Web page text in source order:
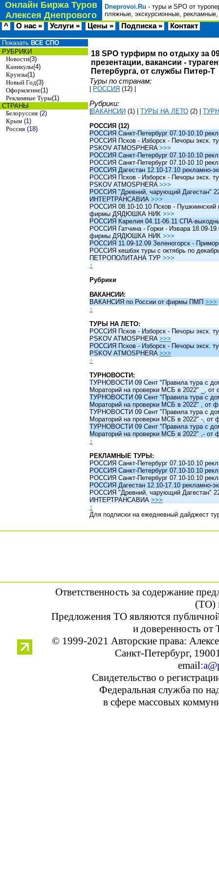
Онлайн Биржа Туров
Алексея Днепрового
Dneprovoi.Ru - туры и SPO от
пляжные, экскурсионные,
^ О нас » Услуги » Цены » Подписка » Контакт
Показать ВСЕ СПО
РУБРИКИ
Новости(3)
Каникулы(4)
Круизы(1)
Новый Год(3)
Оформление(1)
Рекламные Туры(1)
СТРАНЫ
Белоруссия (2)
Крым (1)
Россия (18)
18 SPO турфирм по отдыху за
презентации, вакансии -
Петербурга, от службы Питер-Т
Туры по странам:
РОССИЯ (12)
Рубрики:
ВАКАНСИИ (1) ТУРЫ НА ЛЕТО (2)
РОССИЯ (12)
РОССИЯ Санкт-Петербург 07.10-10.10
РОССИЯ Псков - Изборск - Печоры экск.
PSKOV ATMOSPHERA >>>
РОССИЯ Санкт-Петербург 07.10-10.10
РОССИЯ Санкт-Петербург 07.10-10.10
РОССИЯ Дагестан 12.10-17.10 рекламно-
РОССИЯ Псков - Изборск - Печоры экск.
PSKOV ATMOSPHERA >>>
РОССИЯ "Древний, чарующий Дагестан"
ИНТЕРТРАНСАВИА >>>
РОССИЯ 08.10-10.10 Псков - Пушкиинский
фирмы ДЯДЮШКА НИК >>>
РОССИЯ Карелия 04.11-06.11 СПА-
РОССИЯ Гатчина - Горки - Извара 18.09-
фирмы ДЯДЮШКА НИК >>>
РОССИЯ 11.09-12.09 Зеленогорск -
РОССИЯ кешбэк туры c октябрь по
ПЕТРОПОЛИТАНА ТУР >>>
↑
Рубрики
ВАКАНСИИ:
ВАКАНСИЯ по России от фирмы ПМП >>>
↑
ТУРЫ НА ЛЕТО:
РОССИЯ Псков - Изборск - Печоры экск.
PSKOV ATMOSPHERA >>>
РОССИЯ Псков - Изборск - Печоры экск.
PSKOV ATMOSPHERA >>>
↑
ТУРНОВОСТИ:
ТУРНОВОСТИ 09 Сент "Правила тура с
Мораторий на проверки МСБ в 2022" _,
ТУРНОВОСТИ 09 Сент "Правила тура с
Мораторий на проверки МСБ в 2022" ,
ТУРНОВОСТИ 09 Сент "Правила тура с
Мораторий на проверки МСБ в 2022" -,
ТУРНОВОСТИ 09 Сент "Правила тура с
Мораторий на проверки МСБ в 2022" ,-
↑
РЕКЛАМНЫЕ ТУРЫ:
РОССИЯ Санкт-Петербург 07.10-10.10
РОССИЯ Санкт-Петербург 07.10-10.10
РОССИЯ Санкт-Петербург 07.10-10.10
РОССИЯ Дагестан 12.10-17.10 рекламно-
РОССИЯ "Древний, чарующий Дагестан"
ИНТЕРТРАНСАВИА >>>
↑
Для подписки на ежедневный дайджест
Ответственность за содержание
(ТО)
Предложения ТО являются
и доверенность от
© 1999-2021 Авторские права:
Санкт-Петербург,
email:
Свидетельство о
Федеральная служба по
в сфере массовых